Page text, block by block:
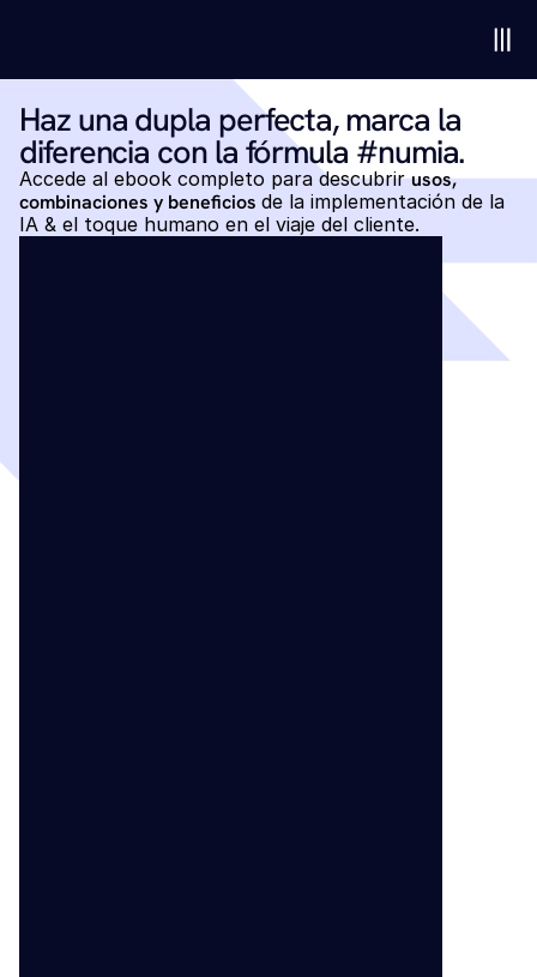
Haz una dupla perfecta, marca la
diferencia con la fórmula #numia.
Accede al ebook completo para descubrir usos,
combinaciones y beneficios de la implementación de la
IA & el toque humano en el viaje del cliente.